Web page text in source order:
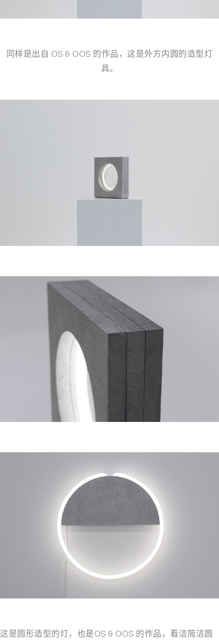
同样是出自 OS & OOS 的作品，这是外方内圆的造型灯
具。
这是圆形造型的灯，也是OS & OOS 的作品，看洁简洁圆